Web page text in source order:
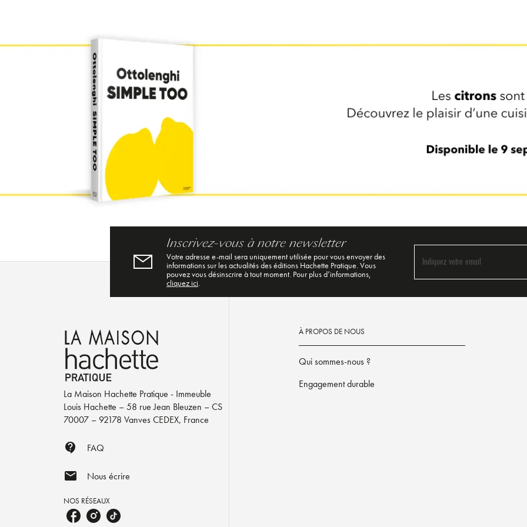
Inscrivez-vous à notre newsletter
Votre adresse e-mail sera uniquement utilisée pour vous envoyer des
informations sur les actualités des éditions Hachette Pratique. Vous
pouvez vous désinscrire à tout moment. Pour plus d’informations,
cliquez ici.
Indiquez votre email
La Maison Hachette Pratique - Immeuble
Louis Hachette – 58 rue Jean Bleuzen – CS
70007 – 92178 Vanves CEDEX, France
contact_support FAQ
mail Nous écrire
NOS RÉSEAUX
À PROPOS DE NOUS
Qui sommes-nous ?
Engagement durable